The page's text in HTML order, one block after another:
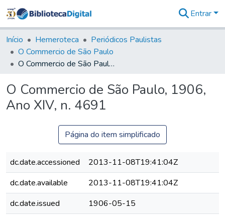
&
Coleções
Tudo na
Biblioteca
Estatísticas
Entrar
Início Hemeroteca
Periódicos Paulistas
O Commercio de São Paulo
O Commercio de São Paulo, 1906, Ano XIV, n. 4691
O Commercio de São Paulo, 1906,
Ano XIV, n. 4691
Página do item simplificado
dc.date.accessioned
2013-11-08T19:41:04Z
dc.date.available
2013-11-08T19:41:04Z
dc.date.issued
1906-05-15